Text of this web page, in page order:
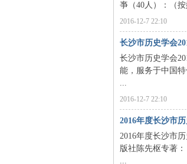
亊（40人）：（
2016-12-7 22:10
长沙市历史学会
长沙市历史学会
能，服务于中国
...
2016-12-7 22:10
2016年度长沙市
2016年度长沙市
版社陈先枢专著
...